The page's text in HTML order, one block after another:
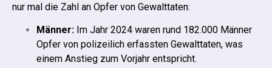
nur mal die Zahl an Opfer von Gewalttaten:
Männer: Im Jahr 2024 waren rund 182.000 Männer
Opfer von polizeilich erfassten Gewalttaten, was
einem Anstieg zum Vorjahr entspricht.